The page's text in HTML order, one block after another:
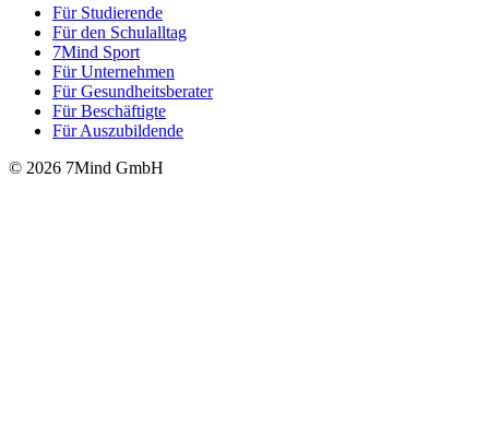
Für Stu­die­rende
Für den Schulalltag
7Mind Sport
Für Unter­neh­men
Für Gesund­heits­be­ra­ter
Für Beschäftigte
Für Auszubildende
© 2026 7Mind GmbH